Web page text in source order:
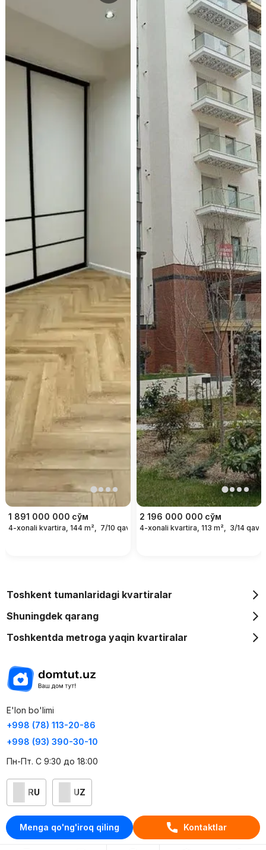
Menga qo'ng'iroq qiling Kontaktlar
1 891 000 000 сўм
4-xonali kvartira, 144 m², 7/10 qavat
2 196 000 000 сўм
4-xonali kvartira, 113 m², 3/14 qavat
Toshkent tumanlaridagi kvartiralar
Shuningdek qarang
Toshkentda metroga yaqin kvartiralar
E'lon bo'limi
+998 (78) 113-20-86
+998 (93) 390-30-10
Пн-Пт. С 9:30 до 18:00
RU UZ
Kontaktlar